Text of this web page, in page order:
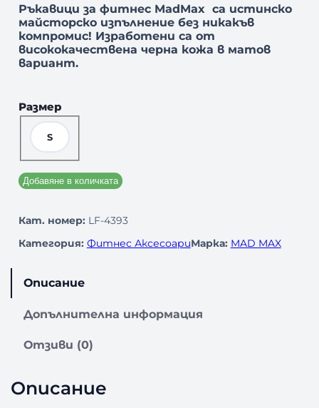
Ръкавици за фитнес MadMax са истинско
майсторско изпълнение без никакъв
компромис! Изработени са от
висококачествена черна кожа в матов
вариант.
Размер
S
Добавяне в количката
Кат. номер: LF-4393
Категория: Фитнес АксесоариМарка: MAD MAX
Описание
Допълнителна информация
Отзиви (0)
Описание